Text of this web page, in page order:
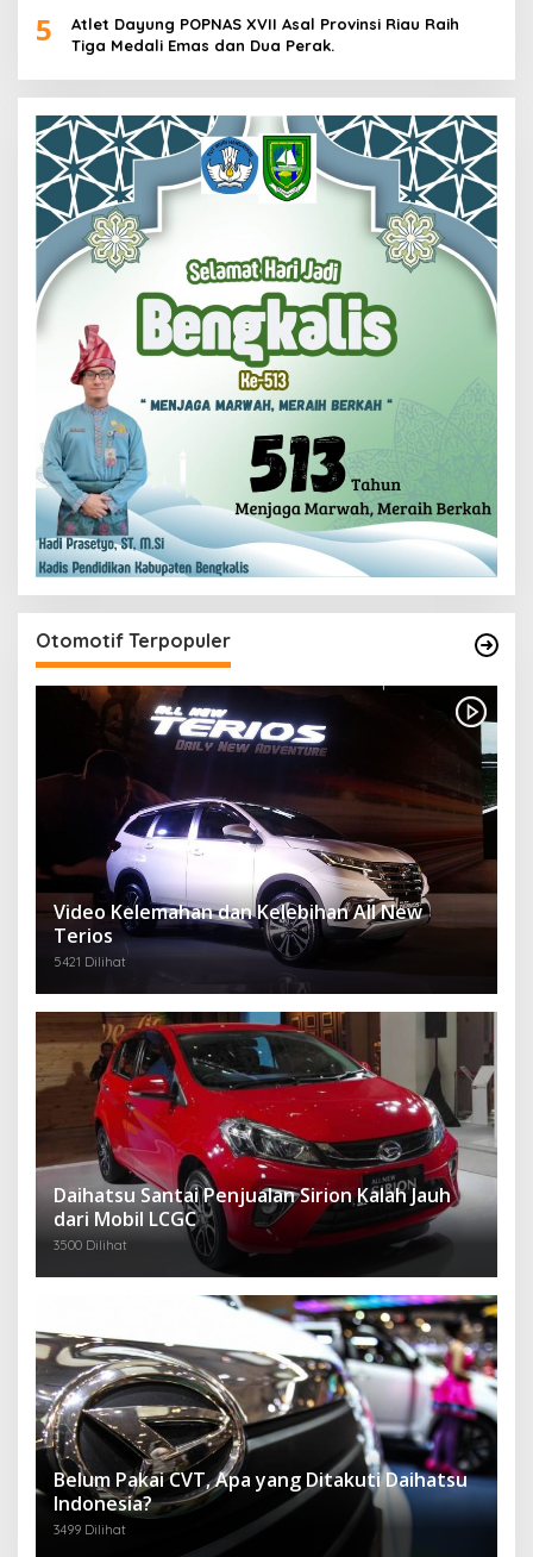
5
Atlet Dayung POPNAS XVII Asal Provinsi Riau Raih
Tiga Medali Emas dan Dua Perak.
Otomotif Terpopuler
Video Kelemahan dan Kelebihan All New
Terios
5421 Dilihat
Daihatsu Santai Penjualan Sirion Kalah Jauh
dari Mobil LCGC
3500 Dilihat
Belum Pakai CVT, Apa yang Ditakuti Daihatsu
Indonesia?
3499 Dilihat